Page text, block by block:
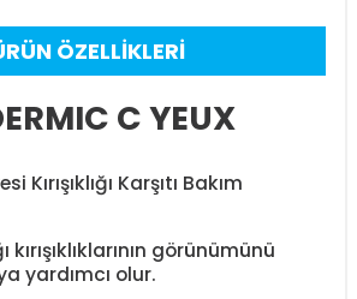
ÖZELLİKLERİ
C YEUX
Kırışıklığı Karşıtı Bakım
kırışıklıklarının görünümünü
yardımcı olur.